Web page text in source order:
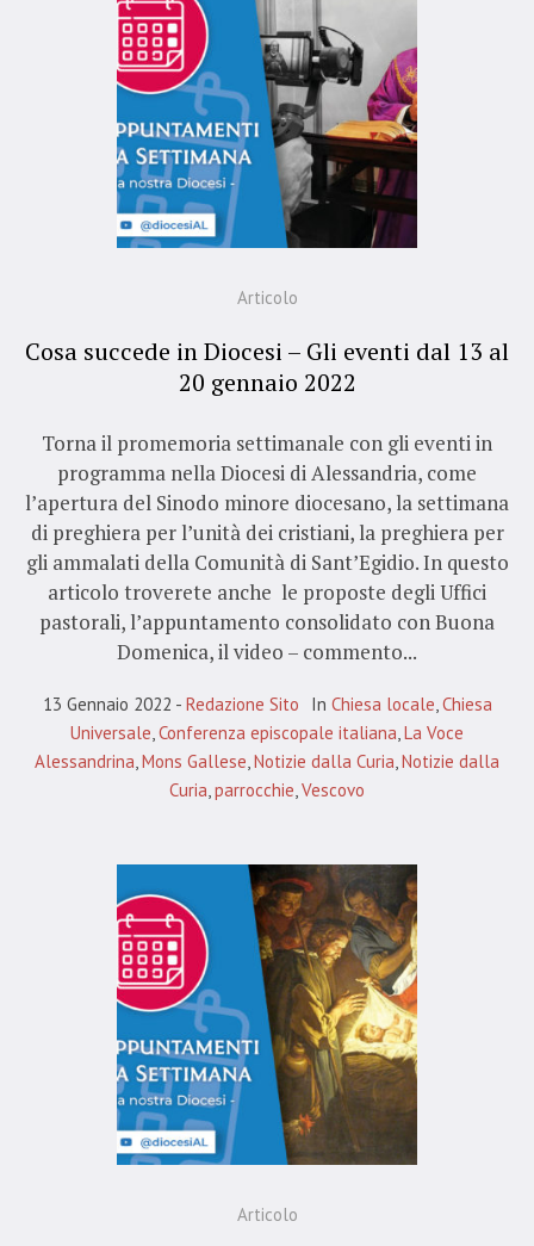
Articolo
Cosa succede in Diocesi – Gli eventi dal 13 al
20 gennaio 2022
Torna il promemoria settimanale con gli eventi in
programma nella Diocesi di Alessandria, come
l’apertura del Sinodo minore diocesano, la settimana
di preghiera per l’unità dei cristiani, la preghiera per
gli ammalati della Comunità di Sant’Egidio. In questo
articolo troverete anche le proposte degli Uffici
pastorali, l’appuntamento consolidato con Buona
Domenica, il video – commento...
13 Gennaio 2022 Redazione Sito In Chiesa locale Chiesa
Universale Conferenza episcopale italiana La Voce
Alessandrina Mons Gallese Notizie dalla Curia Notizie dalla
Curia parrocchie Vescovo
Articolo